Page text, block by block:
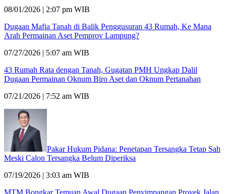
08/01/2026 | 2:07 pm WIB
Dugaan Mafia Tanah di Balik Penggusuran 43 Rumah, Ke Mana
Arah Permainan Aset Pemprov Lampung?
07/27/2026 | 5:07 am WIB
43 Rumah Rata dengan Tanah, Gugatan PMH Ungkap Dalil
Dugaan Permainan Oknum Biro Aset dan Oknum Pertanahan
07/21/2026 | 7:52 am WIB
Pakar Hukum Pidana: Penetapan Tersangka Tetap Sah
Meski Calon Tersangka Belum Diperiksa
07/19/2026 | 3:03 am WIB
MTM Bongkar Temuan Awal Dugaan Penyimpangan Proyek Jalan